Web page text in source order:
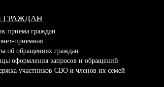
ГРАЖДАН
приема граждан
приемная
об обращениях граждан
оформления запросов и обращений
участников СВО и членов их семей